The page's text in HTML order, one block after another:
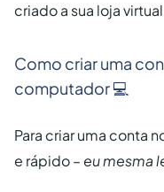
criado a sua loja
Como criar uma
computador 💻
Para criar uma conta
e rápido – eu mesma